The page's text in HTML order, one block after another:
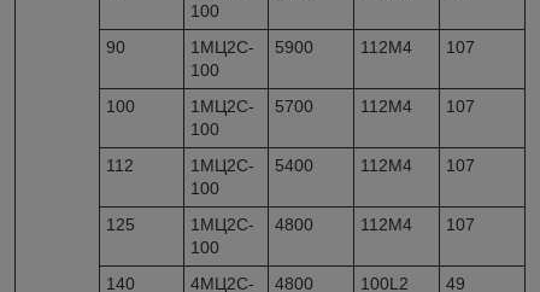
100
90
1МЦ2С-
100
5900 112M4 107
100
1МЦ2С-
100
5700 112M4 107
112
1МЦ2С-
100
5400 112M4 107
125
1МЦ2С-
100
4800 112M4 107
140
4МЦ2С-
4800 100L2 49